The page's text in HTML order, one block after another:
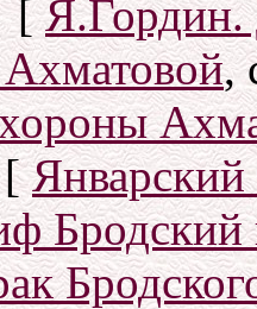
[Я.Гордин.
,
[Январский
Бродский